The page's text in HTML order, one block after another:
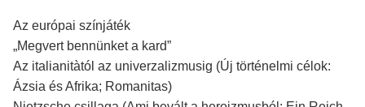
Az európai színjáték
„Megvert bennünket a kard”
Az italianitàtól az univerzalizmusig (Új történelmi célok:
Ázsia és Afrika; Romanitas)